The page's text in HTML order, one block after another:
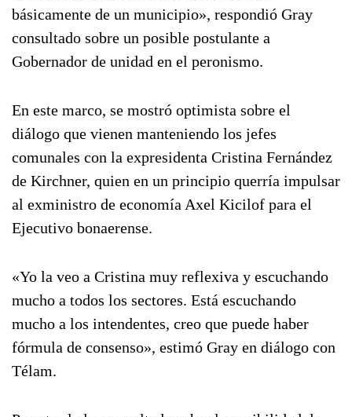
básicamente de un municipio», respondió Gray
consultado sobre un posible postulante a
Gobernador de unidad en el peronismo.
En este marco, se mostró optimista sobre el
diálogo que vienen manteniendo los jefes
comunales con la expresidenta Cristina Fernández
de Kirchner, quien en un principio querría impulsar
al exministro de economía Axel Kicilof para el
Ejecutivo bonaerense.
«Yo la veo a Cristina muy reflexiva y escuchando
mucho a todos los sectores. Está escuchando
mucho a los intendentes, creo que puede haber
fórmula de consenso», estimó Gray en diálogo con
Télam.